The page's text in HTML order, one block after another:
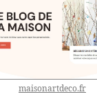
maisonartdeco.fr